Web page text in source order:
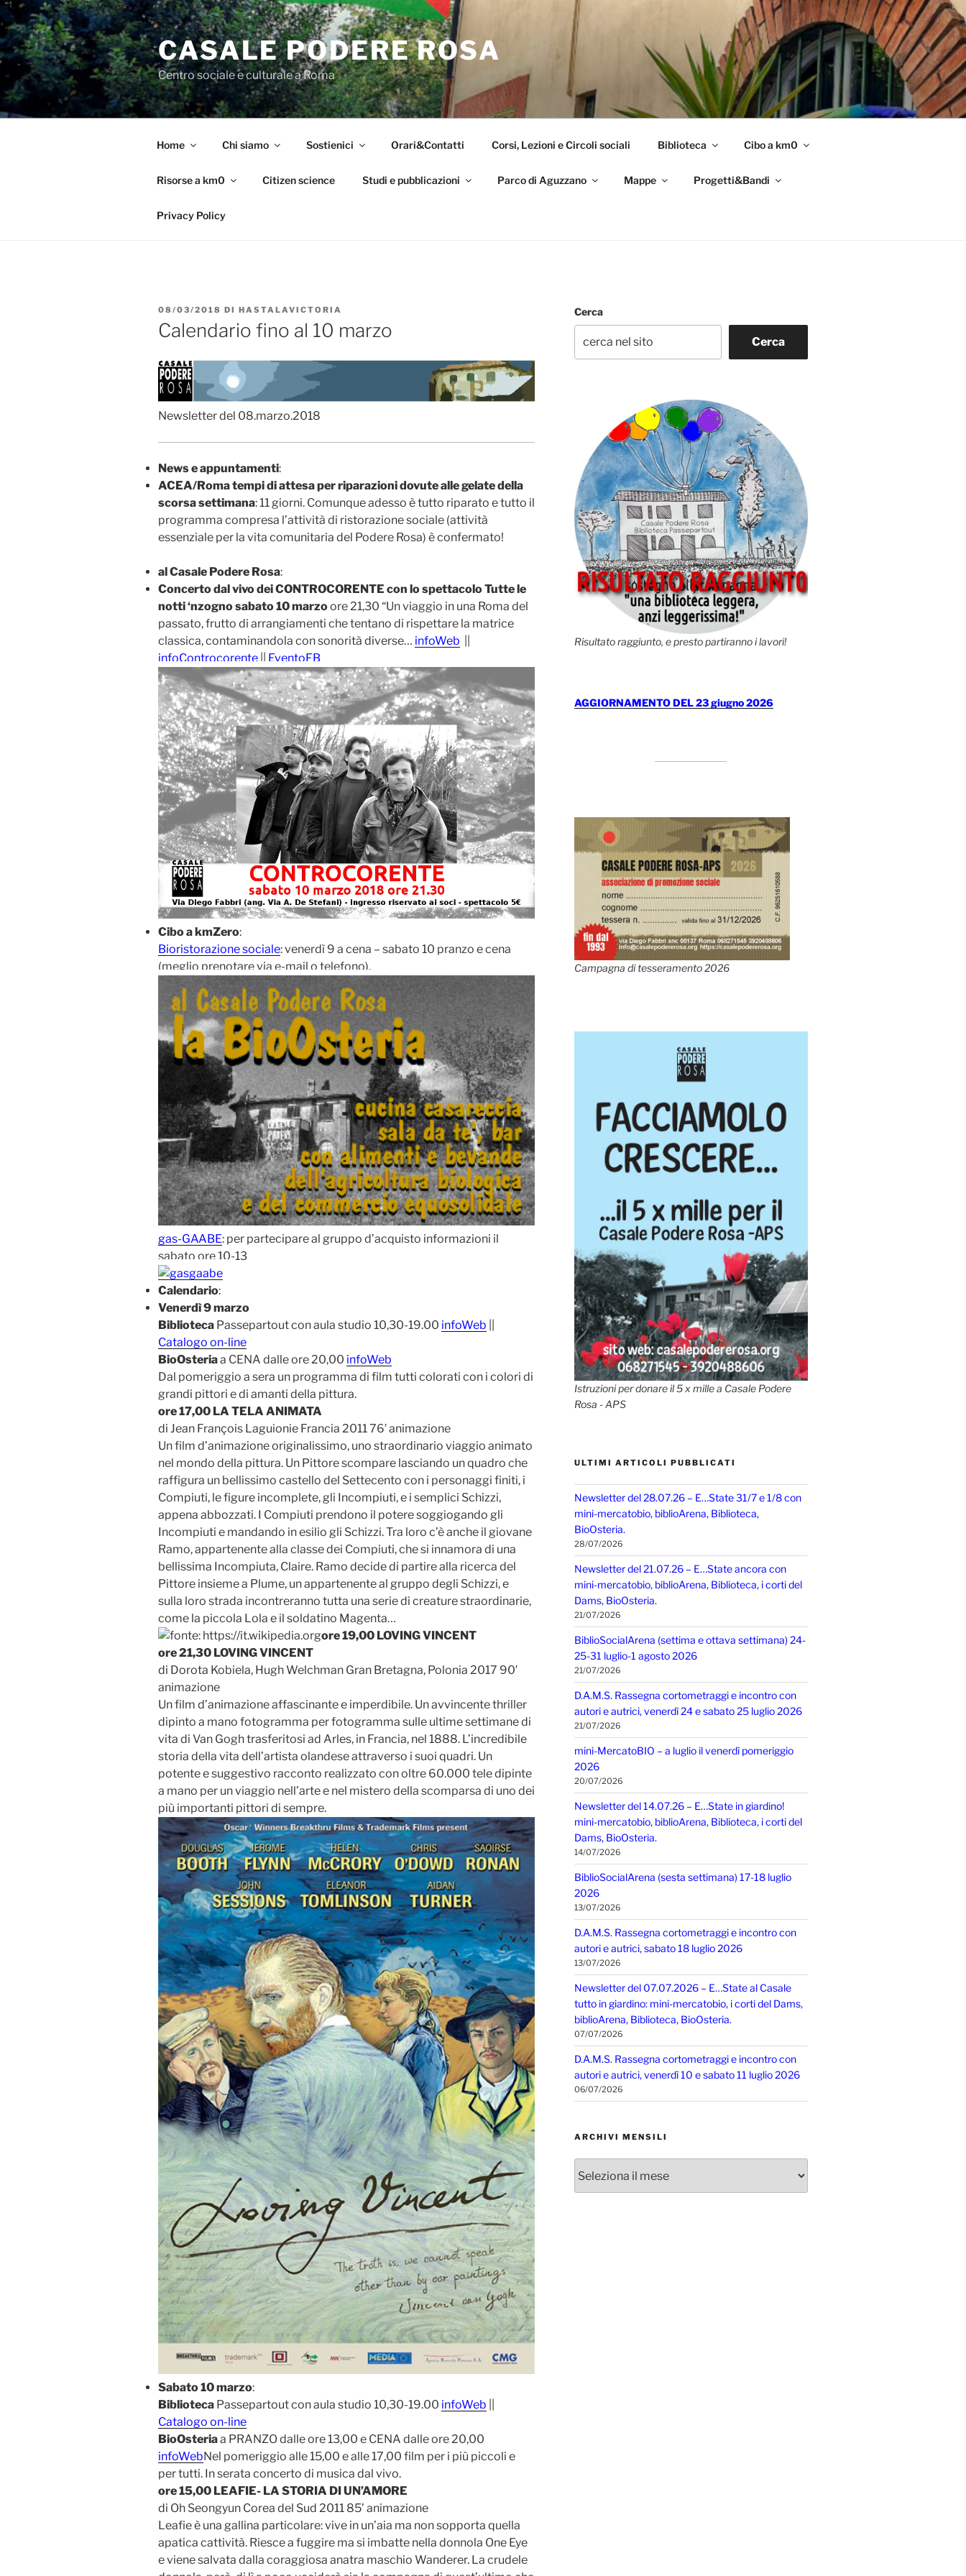
Salta
al
contenuto
CASALE PODERE ROSA
Centro sociale e culturale a Roma
Home Chi siamo Sostienici Orari&Contatti Corsi, Lezioni e Circoli sociali Biblioteca Cibo a km0
Risorse a km0 Citizen science Studi e pubblicazioni Parco di Aguzzano Mappe Progetti&Bandi
Privacy Policy
PUBBLICATO
IL
08/03/2018 DI HASTALAVICTORIA
Calendario fino al 10 marzo
Newsletter del 08.marzo.2018
News e appuntamenti:
ACEA/Roma tempi di attesa per riparazioni dovute alle gelate della
scorsa settimana: 11 giorni. Comunque adesso è tutto riparato e tutto il
programma compresa l’attività di ristorazione sociale (attività
essenziale per la vita comunitaria del Podere Rosa) è confermato!
al Casale Podere Rosa:
Concerto dal vivo dei CONTROCORENTE con lo spettacolo Tutte le
notti ‘nzogno sabato 10 marzoore 21,30 “Un viaggio in una Roma del
passato, frutto di arrangiamenti che tentano di rispettare la matrice
classica, contaminandola con sonorità diverse… infoWeb
infoControcorente || EventoFB
Cibo a kmZero:
Bioristorazione sociale: venerdì 9 a cena – sabato 10 pranzo e cena
(meglio prenotare via e-mail o telefono).
gas-GAABE: per partecipare al gruppo d’acquisto informazioni il
sabato ore 10-13
Calendario:
Venerdì 9 marzo
Biblioteca Passepartout con aula studio 10,30-19.00 infoWeb
Catalogo on-line
BioOsteriaa CENA dalle ore 20,00 infoWeb
Dal pomeriggio a sera un programma di film tutti colorati con i colori di
grandi pittori e di amanti della pittura.
ore 17,00 LA TELA ANIMATA
di Jean François Laguionie Francia 2011 76′ animazione
Un film d’animazione originalissimo, uno straordinario viaggio animato
nel mondo della pittura. Un Pittore scompare lasciando un quadro che
raffigura un bellissimo castello del Settecento con i personaggi finiti, i
Compiuti, le figure incomplete, gli Incompiuti, e i semplici Schizzi,
appena abbozzati. I Compiuti prendono il potere soggiogando gli
Incompiuti e mandando in esilio gli Schizzi. Tra loro c’è anche il giovane
Ramo, appartenente alla classe dei Compiuti, che si innamora di una
bellissima Incompiuta, Claire. Ramo decide di partire alla ricerca del
Pittore insieme a Plume, un appartenente al gruppo degli Schizzi, e
sulla loro strada incontreranno tutta una serie di creature straordinarie,
come la piccola Lola e il soldatino Magenta…
ore 19,00 LOVING VINCENT
ore 21,30 LOVING VINCENT
di Dorota Kobiela, Hugh Welchman Gran Bretagna, Polonia 2017 90′
animazione
Un film d’animazione affascinante e imperdibile. Un avvincente thriller
dipinto a mano fotogramma per fotogramma sulle ultime settimane di
vita di Van Gogh trasferitosi ad Arles, in Francia, nel 1888. L’incredibile
storia della vita dell’artista olandese attraverso i suoi quadri. Un
potente e suggestivo racconto realizzato con oltre 60.000 tele dipinte
a mano per un viaggio nell’arte e nel mistero della scomparsa di uno dei
più importanti pittori di sempre.
Sabato 10 marzo:
Biblioteca Passepartout con aula studio 10,30-19.00 infoWeb
Catalogo on-line
BioOsteriaa PRANZO dalle ore 13,00 e CENA dalle ore 20,00
infoWebNel pomeriggio alle 15,00 e alle 17,00 film per i più piccoli e
per tutti. In serata concerto di musica dal vivo.
ore 15,00 LEAFIE- LA STORIA DI UN’AMORE
di Oh Seongyun Corea del Sud 2011 85’ animazione
Leafie è una gallina particolare: vive in un’aia ma non sopporta quella
apatica cattività. Riesce a fuggire ma si imbatte nella donnola One Eye
e viene salvata dalla coraggiosa anatra maschio Wanderer. La crudele
Cerca
Cerca
Risultato raggiunto, e presto partiranno i lavori!
AGGIORNAMENTO DEL 23 giugno 2026
Campagna di tesseramento 2026
Istruzioni per donare il 5 x mille a Casale Podere
Rosa - APS
ULTIMI ARTICOLI PUBBLICATI
Newsletter del 28.07.26 – E…State 31/7 e 1/8 con
mini-mercatobio, biblioArena, Biblioteca,
BioOsteria.
28/07/2026
Newsletter del 21.07.26 – E…State ancora con
mini-mercatobio, biblioArena, Biblioteca, i corti del
Dams, BioOsteria.
21/07/2026
BiblioSocialArena (settima e ottava settimana) 24-
25-31 luglio-1 agosto 2026
21/07/2026
D.A.M.S. Rassegna cortometraggi e incontro con
autori e autrici, venerdì 24 e sabato 25 luglio 2026
21/07/2026
mini-MercatoBIO – a luglio il venerdì pomeriggio
2026
20/07/2026
Newsletter del 14.07.26 – E…State in giardino!
mini-mercatobio, biblioArena, Biblioteca, i corti del
Dams, BioOsteria.
14/07/2026
BiblioSocialArena (sesta settimana) 17-18 luglio
2026
13/07/2026
D.A.M.S. Rassegna cortometraggi e incontro con
autori e autrici, sabato 18 luglio 2026
13/07/2026
Newsletter del 07.07.2026 – E…State al Casale
tutto in giardino: mini-mercatobio, i corti del Dams,
biblioArena, Biblioteca, BioOsteria.
07/07/2026
D.A.M.S. Rassegna cortometraggi e incontro con
autori e autrici, venerdì 10 e sabato 11 luglio 2026
06/07/2026
ARCHIVI MENSILI
mensili